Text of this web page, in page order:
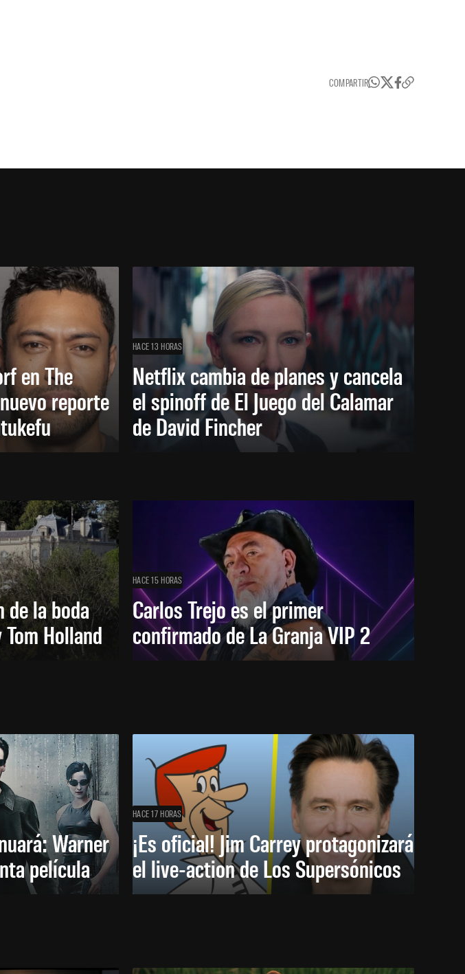
COMPARTIR
en The
reporte
HACE 13 HORAS
Netflix cambia de planes y cancela
el spinoff de El Juego del Calamar
de David Fincher
de la boda
Holland
HACE 15 HORAS
Carlos Trejo es el primer
confirmado de La Granja VIP 2
Warner
película
HACE 17 HORAS
¡Es oficial! Jim Carrey protagonizará
el live-action de Los Supersónicos